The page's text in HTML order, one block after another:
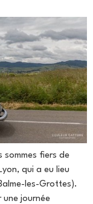
sommes fiers de
qui a eu lieu
les-Grottes).
journée